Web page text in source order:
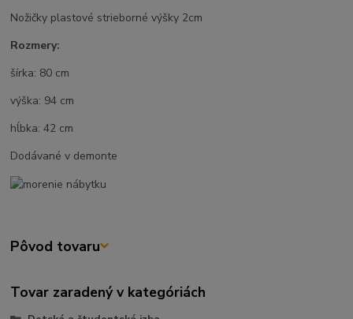
Nožičky plastové strieborné výšky 2cm
Rozmery:
šírka: 80 cm
výška: 94 cm
hĺbka: 42 cm
Dodávané v demonte
Pôvod tovaru
Tovar zaradený v kategóriách